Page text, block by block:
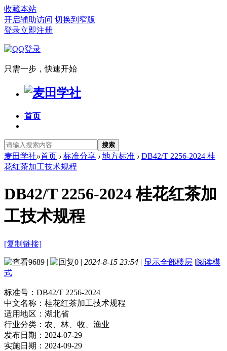
收藏本站
开启辅助访问 切换到窄版
登录立即注册
只需一步，快速开始
首页
搜索
麦田学社»首页 › 标准分享 › 地方标准 › DB42/T 2256-2024 桂
花红茶加工技术规程
DB42/T 2256-2024 桂花红茶加
工技术规程
[复制链接]
9689 | 0 | 2024-8-15 23:54 | 显示全部楼层 |阅读模
式
标准号： DB42/T 2256-2024
中文名称： 桂花红茶加工技术规程
适用地区： 湖北省
行业分类： 农、林、牧、渔业
发布日期： 2024-07-29
实施日期： 2024-09-29